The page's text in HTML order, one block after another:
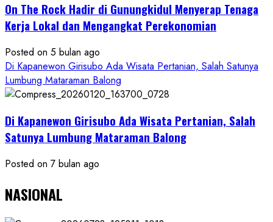
On The Rock Hadir di Gunungkidul Menyerap Tenaga
Kerja Lokal dan Mengangkat Perekonomian
Posted on 5 bulan ago
Di Kapanewon Girisubo Ada Wisata Pertanian, Salah Satunya
Lumbung Mataraman Balong
Di Kapanewon Girisubo Ada Wisata Pertanian, Salah
Satunya Lumbung Mataraman Balong
Posted on 7 bulan ago
NASIONAL